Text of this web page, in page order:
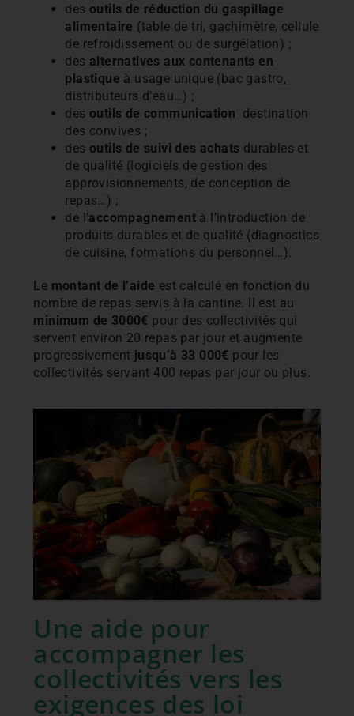
des outils de réduction du gaspillage
alimentaire (table de tri, gachimètre, cellule
de refroidissement ou de surgélation) ;
des alternatives aux contenants en
plastique à usage unique (bac gastro,
distributeurs d’eau…) ;
des outils de communication destination
des convives ;
des outils de suivi des achats durables et
de qualité (logiciels de gestion des
approvisionnements, de conception de
repas…) ;
de l’accompagnement à l’introduction de
produits durables et de qualité (diagnostics
de cuisine, formations du personnel…).
Le montant de l’aide est calculé en fonction du
nombre de repas servis à la cantine. Il est au
minimum de 3000€ pour des collectivités qui
servent environ 20 repas par jour et augmente
progressivement jusqu’à 33 000€ pour les
collectivités servant 400 repas par jour ou plus.
Une aide pour
accompagner les
collectivités vers les
exigences des loi